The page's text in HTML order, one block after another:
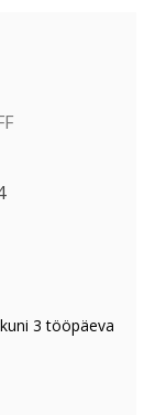
3 tööpäeva